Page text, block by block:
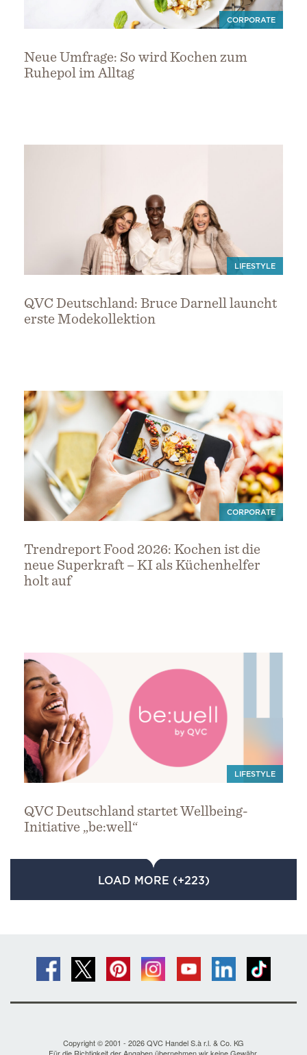
CORPORATE
Neue Umfrage: So wird Kochen zum
Ruhepol im Alltag
LIFESTYLE
QVC Deutschland: Bruce Darnell launcht
erste Modekollektion
CORPORATE
Trendreport Food 2026: Kochen ist die
neue Superkraft – KI als Küchenhelfer
holt auf
LIFESTYLE
QVC Deutschland startet Wellbeing-
Initiative „be:well“
LOAD MORE (+223)
Copyright © 2001 - 2026 QVC Handel S.à r.l. & Co. KG